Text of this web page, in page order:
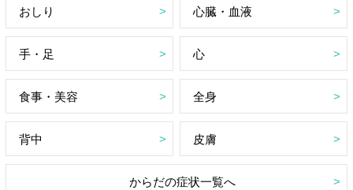
おしり 心臓・血液
手・足 心
食事・美容 全身
背中 皮膚
からだの症状一覧へ